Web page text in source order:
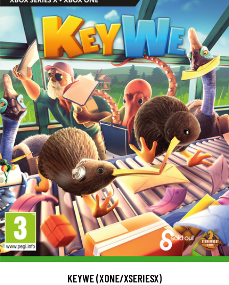
KEYWE (XONE/XSERIESX)